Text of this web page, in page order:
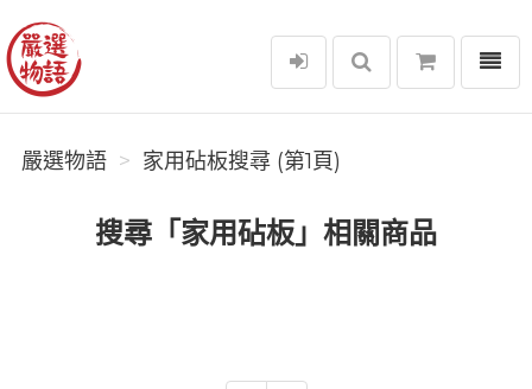
嚴選物語
選單
嚴選物語 家用砧板搜尋 (第1頁)
搜尋「家用砧板」相關商品